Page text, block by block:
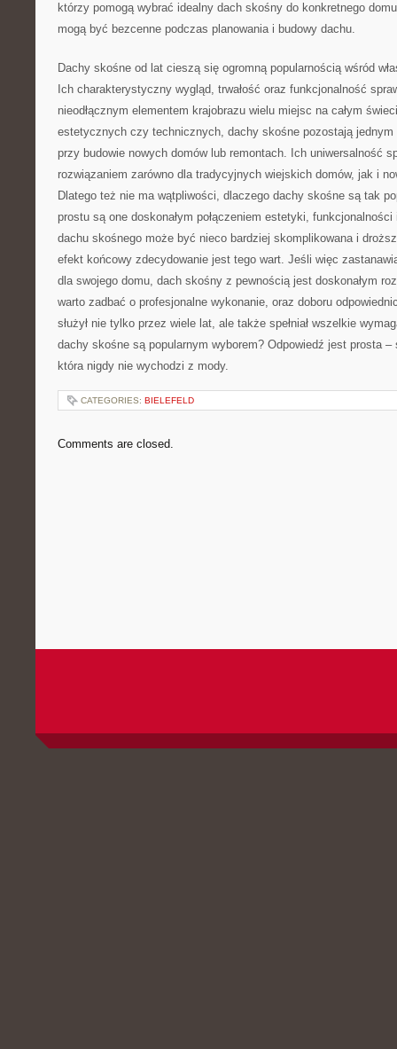
którzy pomogą wybrać idealny‍ dach⁤ skośny‌ do konkretnego
mogą być bezcenne​ podczas planowania i‍ budowy dachu.
Dachy‍ skośne od lat cieszą się ogromną popularnością wśród
Ich⁤ charakterystyczny wygląd, trwałość oraz ⁤funkcjonalność
nieodłącznym elementem ⁢krajobrazu wielu miejsc na całym⁢
estetycznych czy technicznych, dachy skośne​ pozostają
przy budowie nowych⁢ domów lub remontach. Ich‌ uniwersalność
rozwiązaniem zarówno dla tradycyjnych wiejskich domów, jak i
Dlatego też nie ma wątpliwości, dlaczego dachy skośne są tak
prostu są ‌one ‍doskonałym połączeniem estetyki,
dachu⁤ skośnego może być ⁣nieco bardziej skomplikowana i
efekt końcowy zdecydowanie ⁢jest tego wart. Jeśli więc
dla swojego domu, dach ‌skośny z ⁣pewnością jest doskonałym
warto zadbać o profesjonalne wykonanie, oraz doboru
służył nie tylko przez wiele lat, ale także spełniał wszelkie‌
dachy skośne są popularnym​ wyborem? Odpowiedź jest prosta
‍która nigdy nie wychodzi z mody.
CATEGORIES: BIELEFELD
Comments are closed.